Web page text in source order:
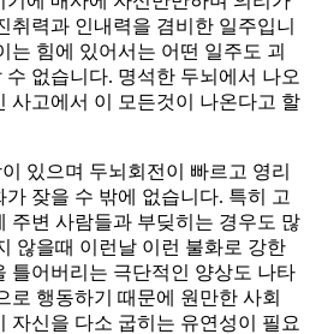
취력과 인내력을 겸비한 일주입니
는 힘에 있어서는 어떤 일주도 괴
없습니다. 명석한 두뇌에서 나오
사고에서 이 모든것이 나온다고 할
있으며 두뇌회전이 빠르고 영리
잦을 수 밖에 없습니다. 특히 고
주변 사람들과 부딪히는 경우도 많
않을때 이런날 이런 불화로 강한
틀어버리는 극단적인 양상도 나타
로 행동하기 때문에 원만한 사회
자신을 다소 굽히는 유연성이 필요